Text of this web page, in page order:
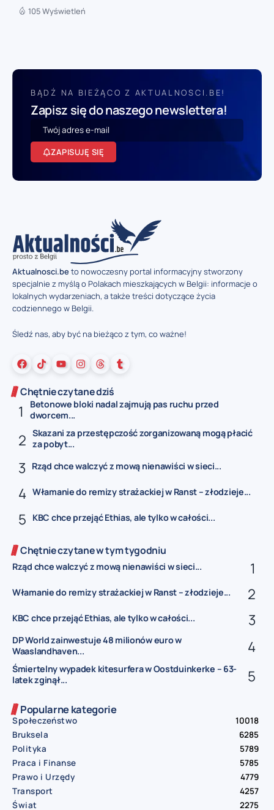
105 Wyświetleń
BĄDŹ NA BIEŻĄCO Z AKTUALNOSCI.BE!
Zapisz się do naszego newslettera!
ZAPISUJĘ SIĘ
Aktualnosci.beto nowoczesny portal informacyjny stworzony
specjalnie z myślą o Polakach mieszkających w Belgii: informacje o
lokalnych wydarzeniach, a także treści dotyczące życia
codziennego w Belgii.
Śledź nas, aby być na bieżąco z tym, co ważne!
Chętnie czytane dziś
Betonowe bloki nadal zajmują pas ruchu przed
dworcem...
Skazani za przestępczość zorganizowaną mogą płacić
za pobyt...
Rząd chce walczyć z mową nienawiści w sieci...
Włamanie do remizy strażackiej w Ranst – złodzieje...
KBC chce przejąć Ethias, ale tylko w całości...
Chętnie czytane w tym tygodniu
Rząd chce walczyć z mową nienawiści w sieci...
Włamanie do remizy strażackiej w Ranst – złodzieje...
KBC chce przejąć Ethias, ale tylko w całości...
DP World zainwestuje 48 milionów euro w
Waaslandhaven...
Śmiertelny wypadek kitesurfera w Oostduinkerke – 63-
latek zginął...
Popularne kategorie
Społeczeństwo
10018
Bruksela
6285
Polityka
5789
Praca i Finanse
5785
Prawo i Urzędy
4779
Transport
4257
Świat
2275